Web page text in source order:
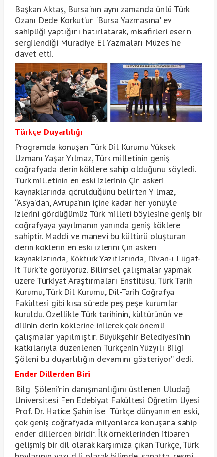
Başkan Aktaş, Bursa'nın aynı zamanda ünlü Türk
Ozanı Dede Korkut’un 'Bursa Yazmasına' ev
sahipliği yaptığını hatırlatarak, misafirleri eserin
sergilendiği Muradiye El Yazmaları Müzesi’ne
davet etti.
Türkçe Duyarlılığı
Programda konuşan Türk Dil Kurumu Yüksek
Uzmanı Yaşar Yılmaz, Türk milletinin geniş
coğrafyada derin köklere sahip olduğunu söyledi.
Türk milletinin en eski izlerinin Çin askeri
kaynaklarında görüldüğünü belirten Yılmaz,
“Asya’dan, Avrupa’nın içine kadar her yönüyle
izlerini gördüğümüz Türk milleti böylesine geniş bir
coğrafyaya yayılmanın yanında geniş köklere
sahiptir. Maddi ve manevi bu kültürü oluşturan
derin köklerin en eski izlerini Çin askeri
kaynaklarında, Köktürk Yazıtlarında, Divan-ı Lügat-
it Türk’te görüyoruz. Bilimsel çalışmalar yapmak
üzere Türkiyat Araştırmaları Enstitüsü, Türk Tarih
Kurumu, Türk Dil Kurumu, Dil-Tarih Coğrafya
Fakültesi gibi kısa sürede peş peşe kurumlar
kuruldu. Özellikle Türk tarihinin, kültürünün ve
dilinin derin köklerine inilerek çok önemli
çalışmalar yapılmıştır. Büyükşehir Belediyesi'nin
katkılarıyla düzenlenen Türkçenin Yüzyılı Bilgi
Şöleni bu duyarlılığın devamını gösteriyor” dedi.
Ender Dillerden Biri
Bilgi Şöleni’nin danışmanlığını üstlenen Uludağ
Üniversitesi Fen Edebiyat Fakültesi Öğretim Üyesi
Prof. Dr. Hatice Şahin ise “Türkçe dünyanın en eski,
çok geniş coğrafyada milyonlarca konuşana sahip
ender dillerden biridir. İlk örneklerinden itibaren
gelişmiş bir dil olarak karşımıza çıkan Türkçe, Türk